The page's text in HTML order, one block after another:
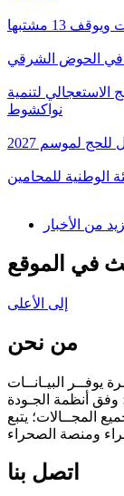
13 مشتبها
في الحوض الشرقي
الاستعجالي لتنمية
نواكشوط
لموسم 2027
الوطنية للمحامين
في الموقع
إلى الأعلى
من نحن
يوفــر البيـانــات
وفق أنظمة الجـودة
المجــالات؛ يتبع
اتصل بنا